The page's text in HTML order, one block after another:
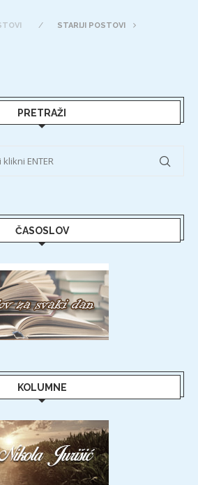
STARIJI POSTOVI
PRETRAŽI
ČASOSLOV
KOLUMNE